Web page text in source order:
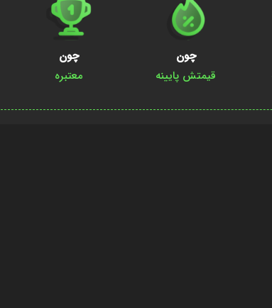
چون
قیمتش پایینه
چون
معتبره